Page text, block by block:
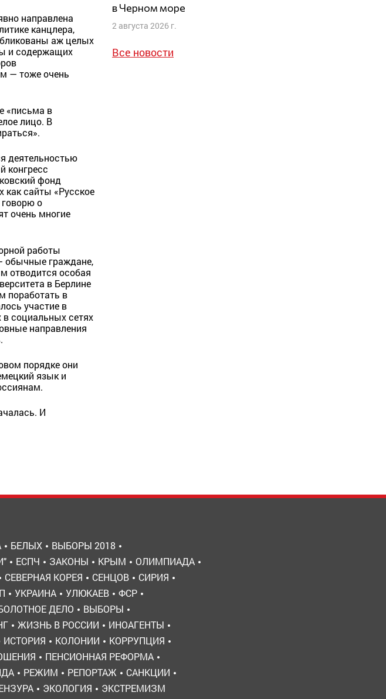
направлена
канцлера,
аж целых
и содержащих
— тоже очень
«письма в
лицо. В
деятельностью
конгресс
фонд
как сайты «Русское
говорю о
очень многие
работы
обычные граждане,
отводится особая
в Берлине
поработать в
участие в
социальных сетях
направления
порядке они
язык и
И
в Черном море
2 августа 2026 г.
Все новости
БЕЛЫХ
ВЫБОРЫ 2018
ЕСПЧ ЗАКОНЫ КРЫМ
ОЛИМПИАДА
СЕВЕРНАЯ КОРЕЯ СЕНЦОВ
СИРИЯ
УКРАИНА УЛЮКАЕВ
ФСР
ДЕЛО
ВЫБОРЫ
ЖИЗНЬ В РОССИИ
ИНОАГЕНТЫ
ИСТОРИЯ КОЛОНИИ
КОРРУПЦИЯ
ПЕНСИОННАЯ РЕФОРМА
РЕЖИМ РЕПОРТАЖ
САНКЦИИ
ЭКОЛОГИЯ ЭКСТРЕМИЗМ